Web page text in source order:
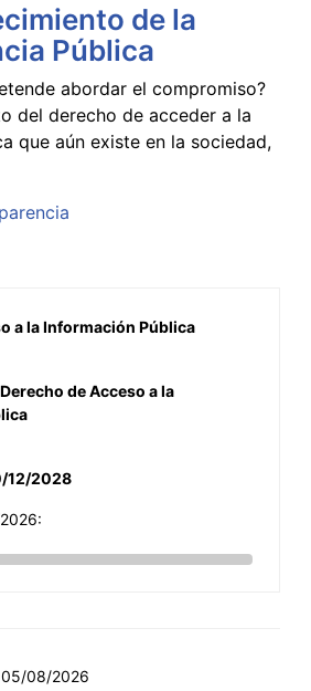
de la
Pública
abordar el compromiso?
del derecho de acceder a la
que aún existe en la sociedad,
a la Información Pública
de Acceso a la
12/2028
05/08/2026